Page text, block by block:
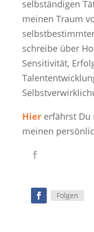
selbständigen
meinen Traum
schreibe über
Sensitivität,
Hiererfährst Du
meinen
Folgen